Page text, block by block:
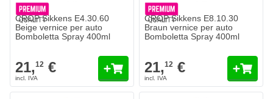
CROP Sikkens E4.30.60
Beige vernice per auto
Bomboletta Spray 400ml
21,12 €
CROP Sikkens E8.10.30
Braun vernice per auto
Bomboletta Spray 400ml
21,12 €